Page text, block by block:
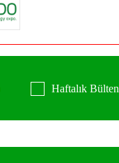
Haftalık Bülten